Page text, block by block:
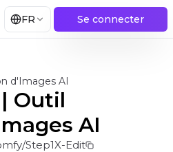
FR Se connecter
d'Images AI
Outil
AI
Step1X-Edit